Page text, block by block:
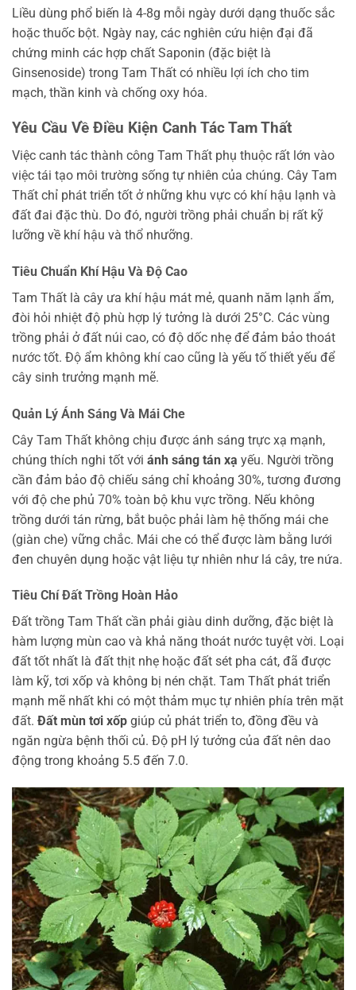
Liều dùng phổ biến là 4-8g mỗi ngày dưới dạng thuốc sắc
hoặc thuốc bột. Ngày nay, các nghiên cứu hiện đại đã
chứng minh các hợp chất Saponin (đặc biệt là
Ginsenoside) trong Tam Thất có nhiều lợi ích cho tim
mạch, thần kinh và chống oxy hóa.
Yêu Cầu Về Điều Kiện Canh Tác Tam Thất
Việc canh tác thành công Tam Thất phụ thuộc rất lớn vào
việc tái tạo môi trường sống tự nhiên của chúng. Cây Tam
Thất chỉ phát triển tốt ở những khu vực có khí hậu lạnh và
đất đai đặc thù. Do đó, người trồng phải chuẩn bị rất kỹ
lưỡng về khí hậu và thổ nhưỡng.
Tiêu Chuẩn Khí Hậu Và Độ Cao
Tam Thất là cây ưa khí hậu mát mẻ, quanh năm lạnh ẩm,
đòi hỏi nhiệt độ phù hợp lý tưởng là dưới 25°C. Các vùng
trồng phải ở đất núi cao, có độ dốc nhẹ để đảm bảo thoát
nước tốt. Độ ẩm không khí cao cũng là yếu tố thiết yếu để
cây sinh trưởng mạnh mẽ.
Quản Lý Ánh Sáng Và Mái Che
Cây Tam Thất không chịu được ánh sáng trực xạ mạnh,
chúng thích nghi tốt với ánh sáng tán xạ yếu. Người trồng
cần đảm bảo độ chiếu sáng chỉ khoảng 30%, tương đương
với độ che phủ 70% toàn bộ khu vực trồng. Nếu không
trồng dưới tán rừng, bắt buộc phải làm hệ thống mái che
(giàn che) vững chắc. Mái che có thể được làm bằng lưới
đen chuyên dụng hoặc vật liệu tự nhiên như lá cây, tre nứa.
Tiêu Chí Đất Trồng Hoàn Hảo
Đất trồng Tam Thất cần phải giàu dinh dưỡng, đặc biệt là
hàm lượng mùn cao và khả năng thoát nước tuyệt vời. Loại
đất tốt nhất là đất thịt nhẹ hoặc đất sét pha cát, đã được
làm kỹ, tơi xốp và không bị nén chặt. Tam Thất phát triển
mạnh mẽ nhất khi có một thảm mục tự nhiên phía trên mặt
đất. Đất mùn tơi xốp giúp củ phát triển to, đồng đều và
ngăn ngừa bệnh thối củ. Độ pH lý tưởng của đất nên dao
động trong khoảng 5.5 đến 7.0.